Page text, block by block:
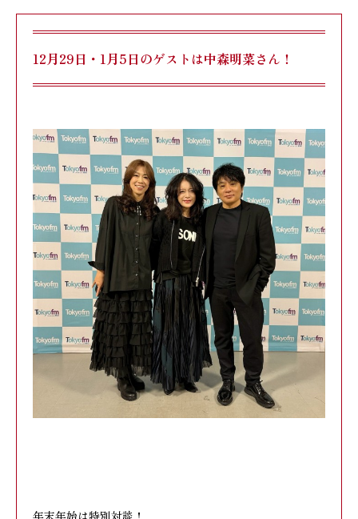
12月29日・1月5日のゲストは中森明菜さん！